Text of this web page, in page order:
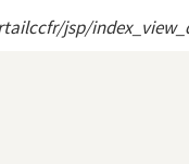
jsp/